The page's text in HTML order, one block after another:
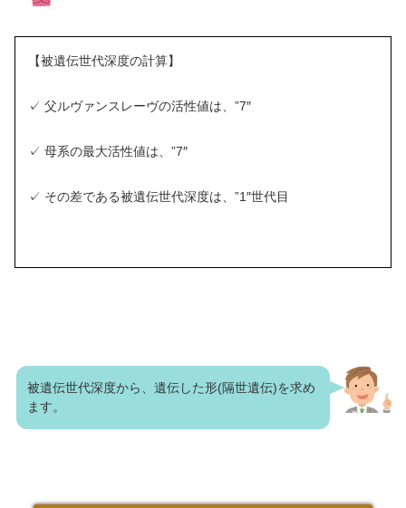
【被遺伝世代深度の計算】
✓ 父ルヴァンスレーヴの活性値は、”7″
✓ 母系の最大活性値は、”7″
✓ その差である被遺伝世代深度は、”1″世代目
被遺伝世代深度から、遺伝した形(隔世遺伝)を求め
ます。